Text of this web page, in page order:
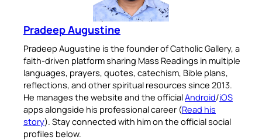
Pradeep Augustine
Pradeep Augustine is the founder of Catholic Gallery, a
faith-driven platform sharing Mass Readings in multiple
languages, prayers, quotes, catechism, Bible plans,
reflections, and other spiritual resources since 2013.
He manages the website and the officialAndroid/iOS
apps alongside his professional career (Read his
story). Stay connected with him on the official social
profiles below.